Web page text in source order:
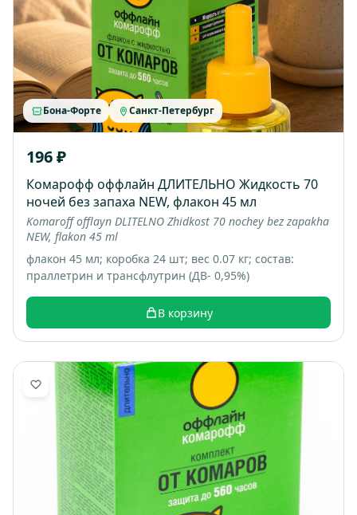
Бона-Форте Санкт-Петербург
196 ₽
Комарофф оффлайн ДЛИТЕЛЬНО Жидкость 70
ночей без запаха NEW, флакон 45 мл
Komaroff offlayn DLITELNO Zhidkost 70 nochey bez zapakha
NEW, flakon 45 ml
флакон 45 мл; коробка 24 шт; вес 0.07 кг; состав:
праллетрин и трансфлутрин (ДВ- 0,95%)
В корзину